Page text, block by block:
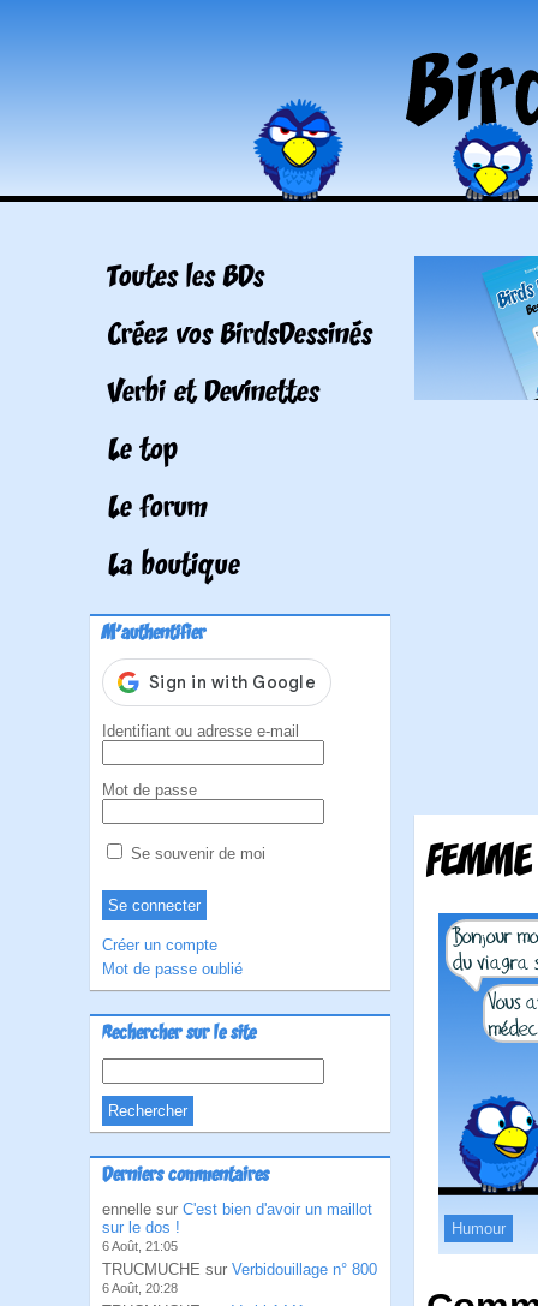
Toutes les BDs
Créez vos BirdsDessinés
Verbi et Devinettes
Le top
Le forum
La boutique
M'authentifier
Identifiant ou adresse e-mail
Mot de passe
Se souvenir de moi
Créer un compte
Mot de passe oublié
Rechercher sur le site
Derniers commentaires
ennelle sur C'est bien d'avoir un maillot
sur le dos !
6 Août, 21:05
TRUCMUCHE sur Verbidouillage n° 800
6 Août, 20:28
Humour